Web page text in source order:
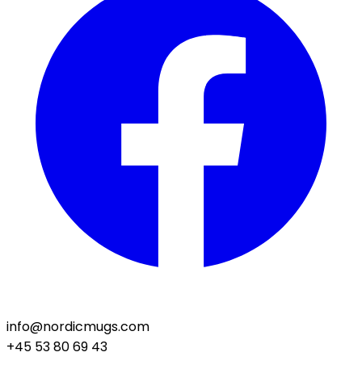
info@nordicmugs.com
+45 53 80 69 43